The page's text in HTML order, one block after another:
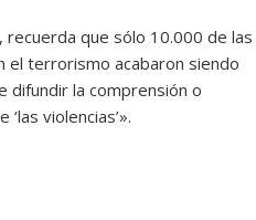
que sólo 10.000 de las
el terrorismo acabaron siendo
difundir la comprensión o
violencias’».